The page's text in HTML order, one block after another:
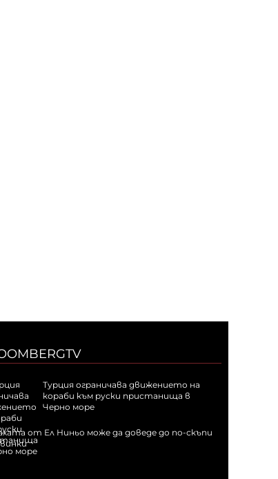
Турция ограничава движението на
кораби към руски пристанища в
Черно море
от Ел Ниньо може да доведе до по-скъпи